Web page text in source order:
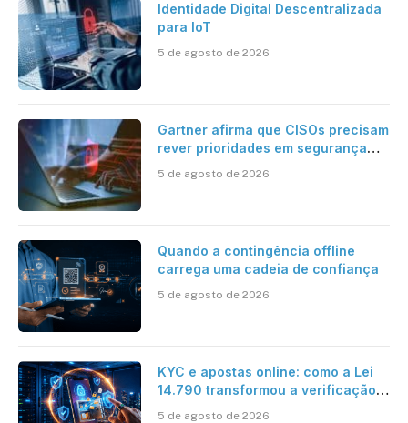
Identidade Digital Descentralizada
para IoT
5 de agosto de 2026
Gartner afirma que CISOs precisam
rever prioridades em segurança
desafios impostos pela Inteligência
5 de agosto de 2026
Quando a contingência offline
carrega uma cadeia de confiança
5 de agosto de 2026
KYC e apostas online: como a Lei
14.790 transformou a verificação
5 de agosto de 2026